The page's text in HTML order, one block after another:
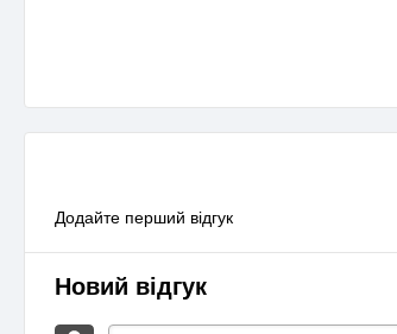
Додайте перший відгук
Новий відгук